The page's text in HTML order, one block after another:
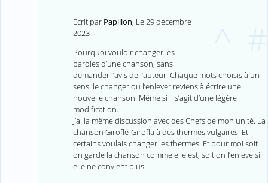
Ecrit par Papillon, Le 29 décembre
2023
Pourquoi vouloir changer les
paroles d’une chanson, sans
demander l’avis de l’auteur. Chaque mots choisis à un
sens. le changer ou l’enlever reviens à écrire une
nouvelle chanson. Même si il s’agit d’une légère
modification.
J’ai la même discussion avec des Chefs de mon unité. La
chanson Giroflé-Girofla à des thermes vulgaires. Et
certains voulais changer les thermes. Et pour moi soit
on garde la chanson comme elle est, soit on l’enlève si
elle ne convient plus.